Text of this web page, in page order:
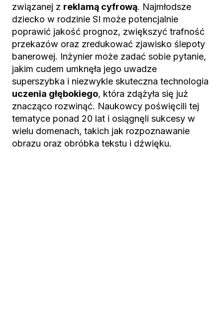
związanej z reklamą cyfrową. Najmłodsze
dziecko w rodzinie SI może potencjalnie
poprawić jakość prognoz, zwiększyć trafność
przekazów oraz zredukować zjawisko ślepoty
banerowej. Inżynier może zadać sobie pytanie,
jakim cudem umknęła jego uwadze
superszybka i niezwykle skuteczna technologia
uczenia głębokiego, która zdążyła się już
znacząco rozwinąć. Naukowcy poświęcili tej
tematyce ponad 20 lat i osiągnęli sukcesy w
wielu domenach, takich jak rozpoznawanie
obrazu oraz obróbka tekstu i dźwięku.